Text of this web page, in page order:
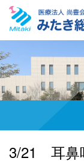
3/21 耳鼻